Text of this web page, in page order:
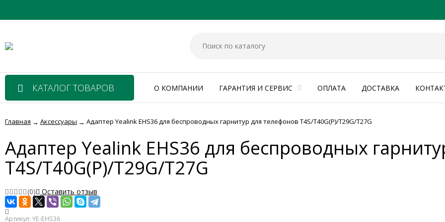
КАТАЛОГ ТОВАРОВ О КОМПАНИИ ГАРАНТИЯ И СЕРВИС ОПЛАТА ДОСТАВКА
Главная → Аксессуары → Адаптер Yealink EHS36 для беспроводных гарнитур для телефонов T4S/T40G(P)/T29G/T27G
Адаптер Yealink EHS36 для беспроводных
T4S/T40G(P)/T29G/T27G
(0) Оставить отзыв
Артикул: YE-EHS36